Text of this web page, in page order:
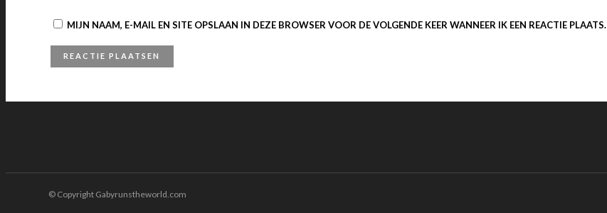
MIJN NAAM, E-MAIL EN SITE OPSLAAN IN DEZE BROWSER VOOR DE VOLGENDE KEER WANNEER IK EEN REACTIE PLAATS.
© Copyright Gabyrunstheworld.com